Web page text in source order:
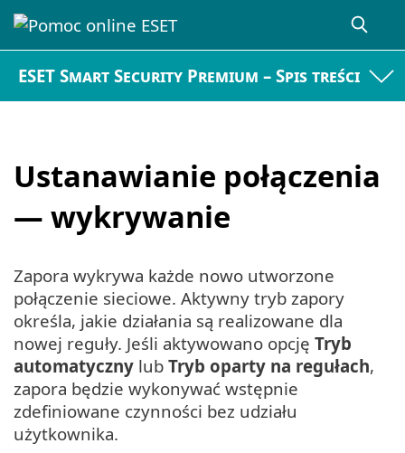
ESET Smart Security Premium – Spis treści
Ustanawianie połączenia
— wykrywanie
Zapora wykrywa każde nowo utworzone
połączenie sieciowe. Aktywny tryb zapory
określa, jakie działania są realizowane dla
nowej reguły. Jeśli aktywowano opcję Tryb
automatyczny lub Tryb oparty na regułach,
zapora będzie wykonywać wstępnie
zdefiniowane czynności bez udziału
użytkownika.